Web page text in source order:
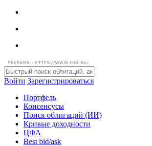
РЕКЛАМА • HTTPS://WWW.HSE.RU/
Войти Зарегистрироваться
Портфель
Консенсусы